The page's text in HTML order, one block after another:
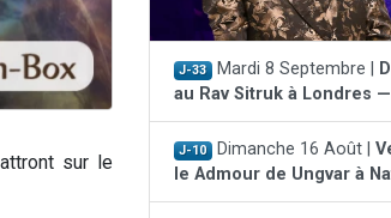
sur le
J-33 Mardi 8 Septembre |
au Rav Sitruk à Londres
J-10 Dimanche 16 Août |
le Admour de Ungvar à